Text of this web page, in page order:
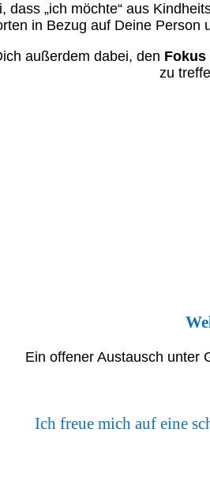
dass „ich möchte“ aus
in Bezug auf Deine Person
außerdem dabei, den Fokus
zu
Ein offener Austausch unter
Ich freue mich auf eine